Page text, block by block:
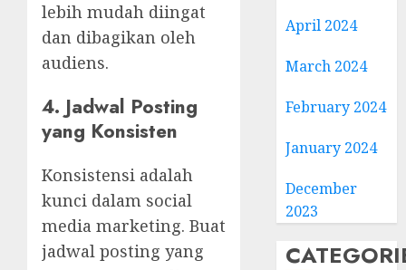
lebih mudah diingat
dan dibagikan oleh
audiens.
4. Jadwal Posting
yang Konsisten
Konsistensi adalah
kunci dalam social
media marketing. Buat
jadwal posting yang
April 2024
March 2024
February 2024
January 2024
December
2023